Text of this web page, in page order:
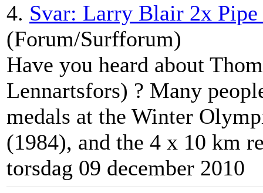
4. Svar: Larry Blair 2x Pipe
(Forum/Surfforum)
Have you heard about
Lennartsfors) ? Many
medals at the Winter
(1984), and the 4 x 10 km
torsdag 09 december 2010